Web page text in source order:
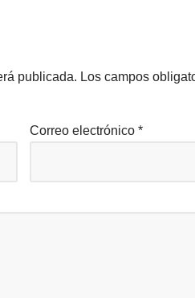
publicada. Los campos
Correo electrónico *